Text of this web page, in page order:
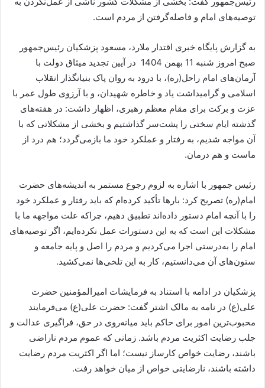
توصیه‌های امام و فاصله‌گرفتن از مردم است.
به گزارش پایگاه خبری اقتدار ملارد، مسعود پزشکیان رئیس‌جمهور
صبح امروز شنبه 11 بهمن 1404 در آیین تجدید میثاق دولت با
آرمان‌های امام راحل(ره)، با درود به روان پاک بنیانگذار انقلاب
اسلامی و گرامیداشت یاد و خاطره شهیدان، و با آرزوی طول عمر با
عزت و برکت برای مقام معظم رهبری، اظهار داشت: در هفته‌های
گذشته ایام سختی را پشت‌سر گذاشتیم و بخشی از مشکلاتی که با
آن مواجه شدیم، به رفتار و عملکرد خود ما بازمی‌گردد؛ هم درد از
ماست و هم درمان.
رئیس جمهور با اشاره به لزوم رجوع مستمر به اندیشه‌های حضرت
امام(ره) تصریح کرد: بارها تأکید کرده‌ام که باید رفتار و عملکرد خود
را با آنچه امام دستور داده‌اند تطبیق دهیم، چراکه علت مواجهه ما با
مشکلات این است که به این دستورات عمل نکرده‌ایم، اگر توصیه‌های
امام را به‌درستی اجرا می‌کردیم و مردم را اصل و پایه جامعه و
ستون‌های آن می‌دانستیم، کار به این تلخی‌ها نمی‌کشید.
پزشکیان در ادامه با استناد به فرمایشات امیرالمؤمنین حضرت
علی(ع) در نامه به مالک اشتر گفت: حضرت علی(ع) می‌فرمایند
محبوب‌ترین امور برای حاکم باید میانه‌روی در حق، فراگیری عدالت و
جلب رضایت اکثریت مردم باشد. زمانی که عموم مردم ناراضی
باشند، رضایت خواص کارساز نیست؛ اما اگر اکثریت مردم رضایت
داشته باشند، نارضایتی خواص از میان خواهد رفت.